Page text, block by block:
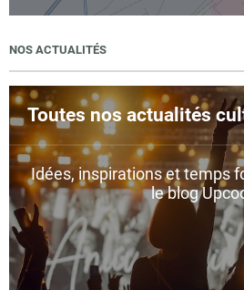
NOS ACTUALITÉS
Toutes nos actualités
Idées, inspirations et temps
le blog